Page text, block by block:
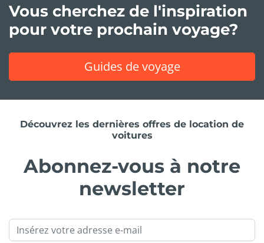
Vous cherchez de l'inspiration
pour votre prochain voyage?
Guides de voyage
Découvrez les dernières offres de location de
voitures
Abonnez-vous à notre
newsletter
Email